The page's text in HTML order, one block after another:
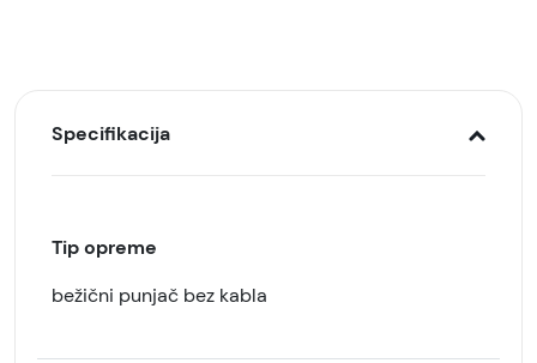
Specifikacija
Tip opreme
bežični punjač bez kabla